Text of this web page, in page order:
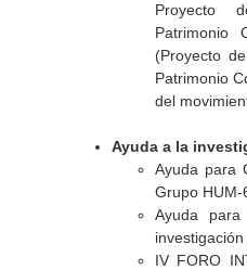
Proyecto
Patrimonio
(Proyecto
Patrimonio
del
Ayuda a la
Ayuda para
Grupo HUM-
Ayuda
investigación
IV FORO